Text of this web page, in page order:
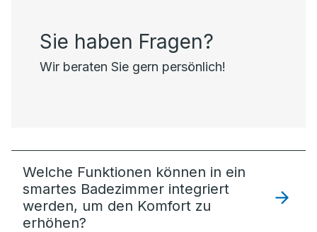
Sie haben Fragen?
Wir beraten Sie gern persönlich!
Welche Funktionen können in ein
smartes Badezimmer integriert
werden, um den Komfort zu
erhöhen?